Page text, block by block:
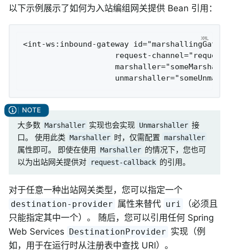
以下示例展示了如何为入站编组网关提供 Bean 引用：
<int-ws:inbound-gateway
request-
大多数 Marshaller 实现也会实现 Unmarshaller 接
口。 使用此类 Marshaller 时，仅需配置 marshaller
属性即可。 即使在使用 Marshaller 的情况下，您也可
以为出站网关提供对
request-callback 的引用。
对于任意一种出站网关类型，您可以指定一个
destination-provider 属性来替代 uri
（必须且
只能指定其中一个）。 随后，您可以引用任何 Spring
Web Services DestinationProvider 实现（例
如，用于在运行时从注册表中查找 URI）。